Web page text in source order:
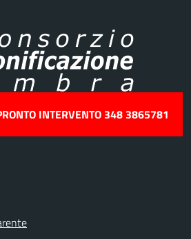
INTERVENTO 348 3865781